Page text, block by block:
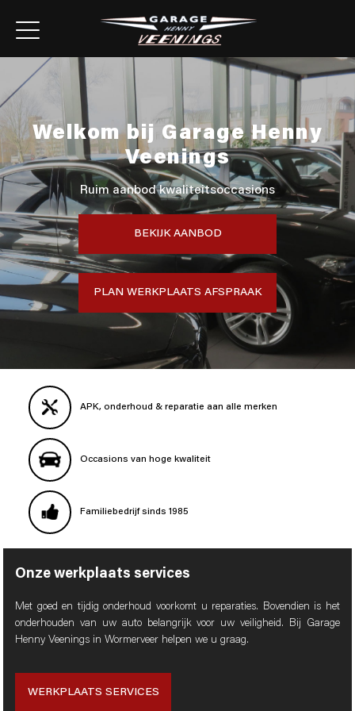
Welkom bij Garage Henny
Veenings
Ruim aanbod kwaliteitsoccasions
BEKIJK AANBOD
PLAN WERKPLAATS AFSPRAAK
APK, onderhoud & reparatie aan alle merken
Occasions van hoge kwaliteit
Familiebedrijf sinds 1985
Onze werkplaats services
Met goed en tijdig onderhoud voorkomt u reparaties. Bovendien is het
onderhouden van uw auto belangrijk voor uw veiligheid. Bij Garage
Henny Veenings in Wormerveer helpen we u graag.
WERKPLAATS SERVICES